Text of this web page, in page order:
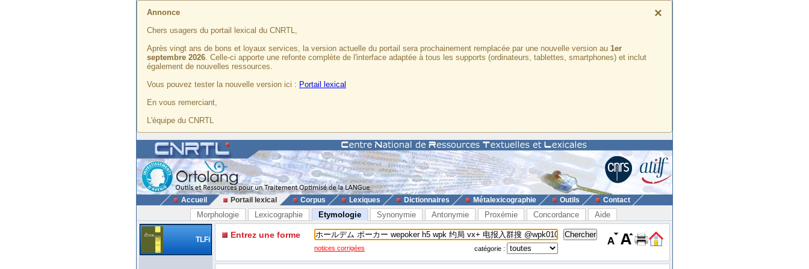
×
Annonce
Chers usagers du portail lexical du CNRTL,
Après vingt ans de bons et loyaux services, la version actuelle du portail sera prochainement remplacée par une nouvelle version au 1er
septembre 2026. Celle-ci apporte une refonte complète de l'interface adaptée à tous les supports (ordinateurs, tablettes, smartphones) et inclut
également de nouvelles ressources.
Vous pouvez tester la nouvelle version ici : Portail lexical
En vous remerciant,
L'équipe du CNRTL
Accueil Portail lexical Corpus Lexiques Dictionnaires Métalexicographie Outils Contact
Morphologie Lexicographie Etymologie Synonymie Antonymie Proxémie Concordance Aide
TLFi Entrez une forme
notices corrigées catégorie :